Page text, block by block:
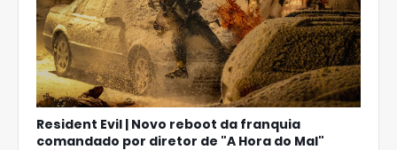
Resident Evil | Novo reboot da franquia
comandado por diretor de "A Hora do Mal"